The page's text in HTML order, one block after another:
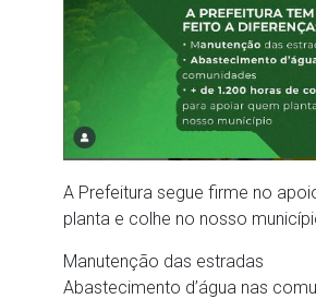
A Prefeitura segue firme no
planta e colhe no nosso
Manutenção das estradas
Abastecimento d’água nas